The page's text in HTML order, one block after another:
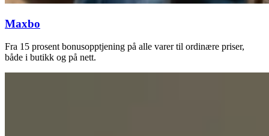
Maxbo
Fra 15 prosent bonusopptjening på alle varer til ordinære priser,
både i butikk og på nett.